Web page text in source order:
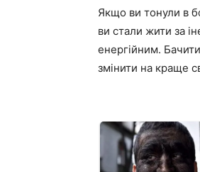
Якщо ви тонули в
ви стали жити за
енергійним.
змінити на краще